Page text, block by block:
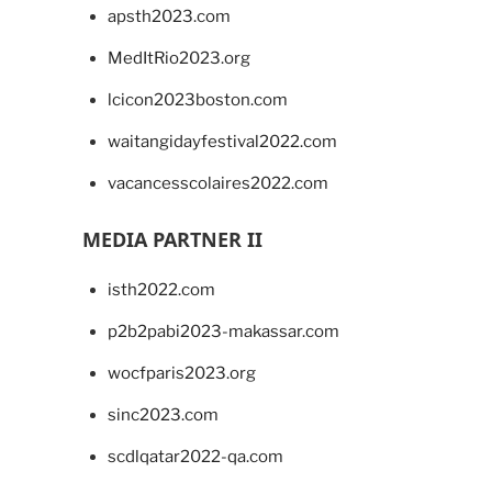
apsth2023.com
MedItRio2023.org
lcicon2023boston.com
waitangidayfestival2022.com
vacancesscolaires2022.com
MEDIA PARTNER II
isth2022.com
p2b2pabi2023-makassar.com
wocfparis2023.org
sinc2023.com
scdlqatar2022-qa.com